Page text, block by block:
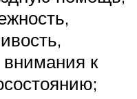
внимания к